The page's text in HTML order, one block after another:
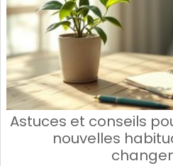
Astuces et conseils
nouvelles